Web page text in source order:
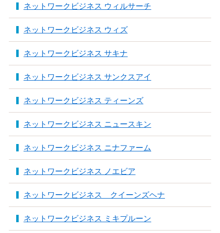
ネットワークビジネス ウィルサーチ
ネットワークビジネス ウィズ
ネットワークビジネス サキナ
ネットワークビジネス サンクスアイ
ネットワークビジネス ティーンズ
ネットワークビジネス ニュースキン
ネットワークビジネス ニナファーム
ネットワークビジネス ノエビア
ネットワークビジネス クイーンズヘナ
ネットワークビジネス ミキプルーン